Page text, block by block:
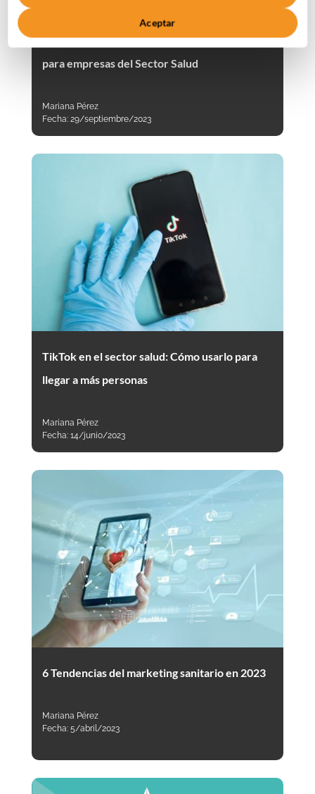
Importancia del Marketing de Contenidos
para empresas del Sector Salud
Mariana Pérez
Fecha: 29/septiembre/2023
TikTok en el sector salud: Cómo usarlo para
llegar a más personas
Mariana Pérez
Fecha: 14/junio/2023
6 Tendencias del marketing sanitario en 2023
Mariana Pérez
Fecha: 5/abril/2023
Aceptar